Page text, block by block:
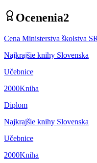
Ocenenia2
Cena Ministerstva školstva
Najkrajšie knihy Slovenska
Učebnice
2000Kniha
Diplom
Najkrajšie knihy Slovenska
Učebnice
2000Kniha